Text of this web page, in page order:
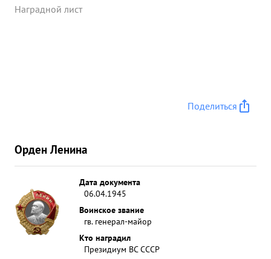
Наградной лист
Поделиться
Орден Ленина
Дата документа
06.04.1945
Воинское звание
гв. генерал-майор
Кто наградил
Президиум ВС СССР